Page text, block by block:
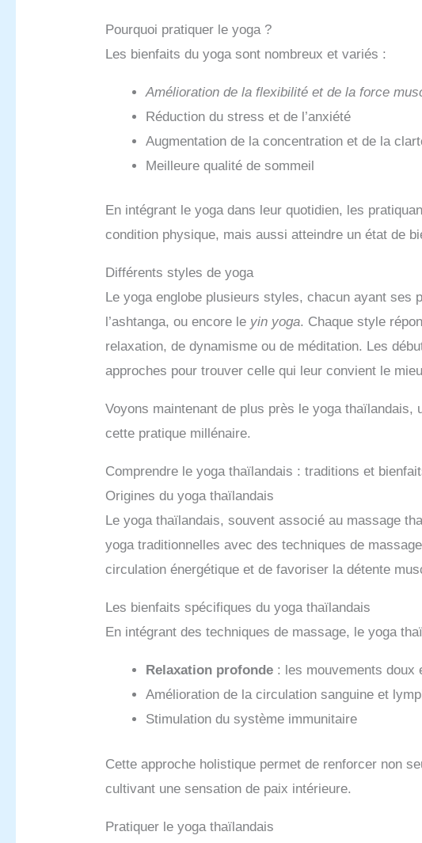
Pourquoi pratiquer le yoga ?
Les bienfaits du yoga sont nombreux et variés :
Amélioration de la flexibilité et de la force
Réduction du stress et de l’anxiété
Augmentation de la concentration et de la
Meilleure qualité de sommeil
En intégrant le yoga dans leur quotidien, les
condition physique, mais aussi atteindre un état de
Différents styles de yoga
Le yoga englobe plusieurs styles, chacun ayant ses
l’ashtanga, ou encore le yin yoga. Chaque style
relaxation, de dynamisme ou de méditation. Les
approches pour trouver celle qui leur convient le
Voyons maintenant de plus près le yoga thaïlandais,
cette pratique millénaire.
Comprendre le yoga thaïlandais : traditions et
Origines du yoga thaïlandais
Le yoga thaïlandais, souvent associé au massage
yoga traditionnelles avec des techniques de
circulation énergétique et de favoriser la détente
Les bienfaits spécifiques du yoga thaïlandais
En intégrant des techniques de massage, le yoga
Relaxation profonde : les mouvements doux
Amélioration de la circulation sanguine et
Stimulation du système immunitaire
Cette approche holistique permet de renforcer non
cultivant une sensation de paix intérieure.
Pratiquer le yoga thaïlandais